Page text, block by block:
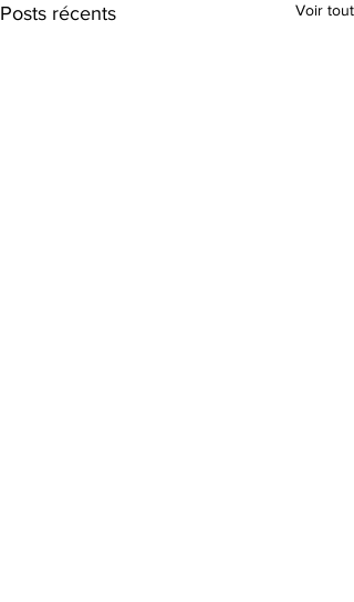
Posts récents Voir tout